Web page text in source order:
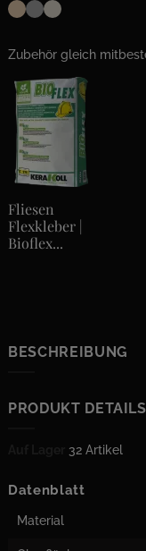
Zubehör gleich
Fliesen
Flexkleber |
Bioflex...
BESCHREIBUNG
PRODUKT DETAILS
32 Artikel
Datenblatt
Material